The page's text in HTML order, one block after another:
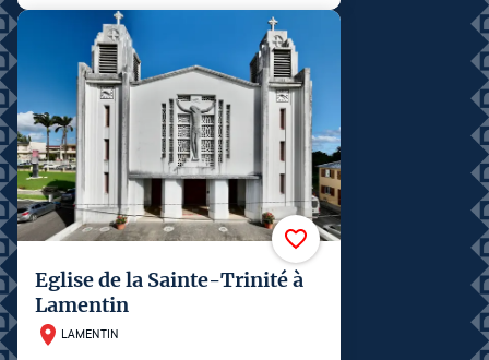
Eglise de la Sainte-Trinité à
Lamentin
LAMENTIN